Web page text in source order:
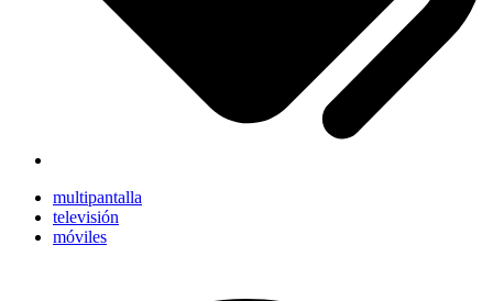
multipantalla
televisión
móviles